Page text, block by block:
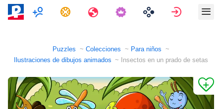
Multijugador
Tareas Viajes Entrar
Puzzles Colecciones
Para niños
Ilustraciones de dibujos animados
Insectos en un prado de setas